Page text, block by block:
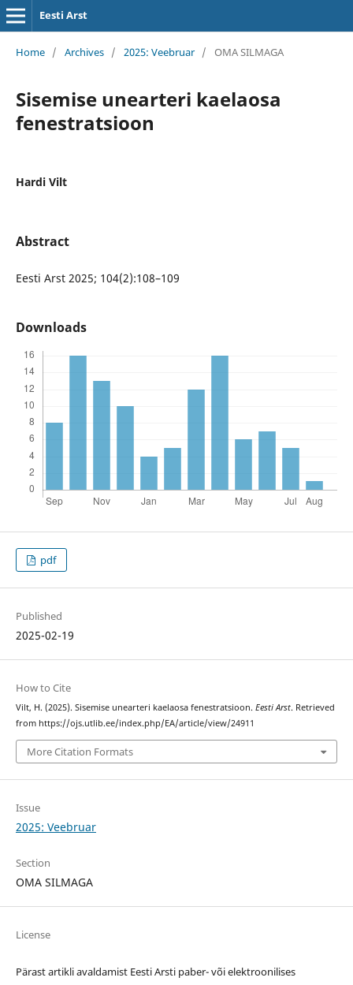
Eesti Arst
Home / Archives / 2025: Veebruar / OMA SILMAGA
Sisemise unearteri kaelaosa
fenestratsioon
Hardi Vilt
Abstract
Eesti Arst 2025; 104(2):108–109
Downloads
pdf
Published
2025-02-19
How to Cite
Vilt, H. (2025). Sisemise unearteri kaelaosa fenestratsioon. Eesti Arst. Retrieved
from https://ojs.utlib.ee/index.php/EA/article/view/24911
More Citation Formats
Issue
2025: Veebruar
Section
OMA SILMAGA
License
Pärast artikli avaldamist Eesti Arsti paber- või elektroonilises